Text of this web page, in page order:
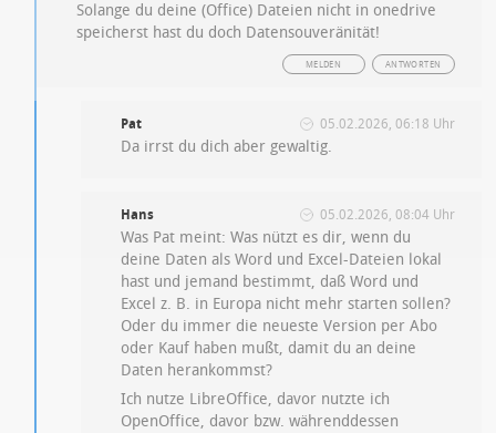
Solange du deine (Office) Dateien nicht in onedrive
speicherst hast du doch Datensouveränität!
ANTWORTEN
MELDEN
Pat 05.02.2026, 06:18 Uhr
Da irrst du dich aber gewaltig.
Hans 05.02.2026, 08:04 Uhr
Was Pat meint: Was nützt es dir, wenn du
deine Daten als Word und Excel-Dateien lokal
hast und jemand bestimmt, daß Word und
Excel z. B. in Europa nicht mehr starten sollen?
Oder du immer die neueste Version per Abo
oder Kauf haben mußt, damit du an deine
Daten herankommst?
Ich nutze LibreOffice, davor nutzte ich
OpenOffice, davor bzw. währenddessen